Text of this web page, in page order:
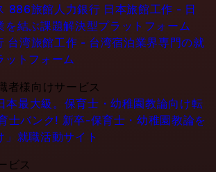
886旅館人力銀行 日本旅館工作 - 日
を結ぶ課題解決型プラットフォーム
台湾旅館工作 - 台湾宿泊業界専門の就
ットフォーム
者様向けサービス
本最大級。保育士・幼稚園教論向け転
士バンク! 新卒-保育士・幼稚園教論を
」就職活動サイト
ビス